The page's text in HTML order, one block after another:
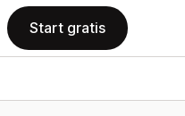
Start gratis